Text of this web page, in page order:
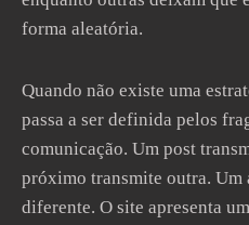
forma aleatória.
Quando não existe uma
passa a ser definida pelos
comunicação. Um post
próximo transmite outra. Um
diferente. O site apresenta